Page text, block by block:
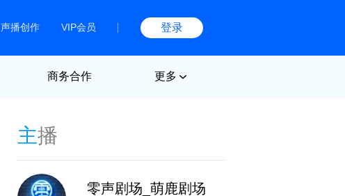
声播创作 VIP会员 登录
商务合作 更多
主播
零声剧场_萌鹿剧场